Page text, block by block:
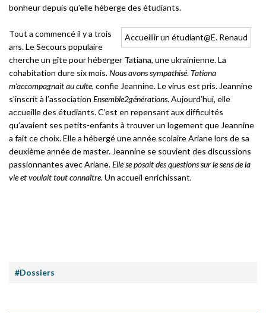
bonheur depuis qu’elle héberge des étudiants.
Accueillir un étudiant@E. Renaud
Tout a commencé il y a trois
ans. Le Secours populaire
cherche un gîte pour héberger Tatiana, une ukrainienne. La
cohabitation dure six mois.Nous avons sympathisé. Tatiana
m’accompagnait au culte, confie Jeannine. Le virus est pris. Jeannine
s’inscrit à l’association Ensemble2générations. Aujourd’hui, elle
accueille des étudiants. C’est en repensant aux difficultés
qu’avaient ses petits-enfants à trouver un logement que Jeannine
a fait ce choix. Elle a hébergé une année scolaire Ariane lors de sa
deuxième année de master. Jeannine se souvient des discussions
passionnantes avec Ariane.Elle se posait des questions sur le sens de la
vie et voulait tout connaître. Un accueil enrichissant.
#Dossiers